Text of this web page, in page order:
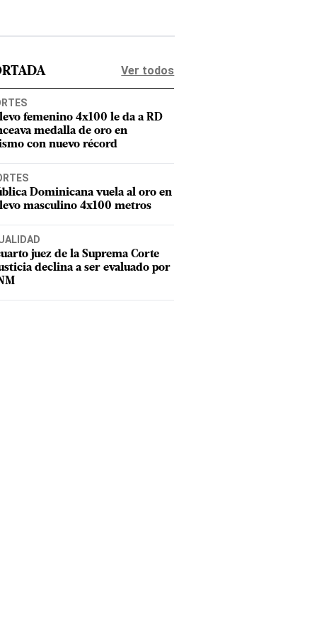
Ver todos
femenino 4x100 le da a RD
medalla de oro en
con nuevo récord
Dominicana vuela al oro en
masculino 4x100 metros
juez de la Suprema Corte
declina a ser evaluado por